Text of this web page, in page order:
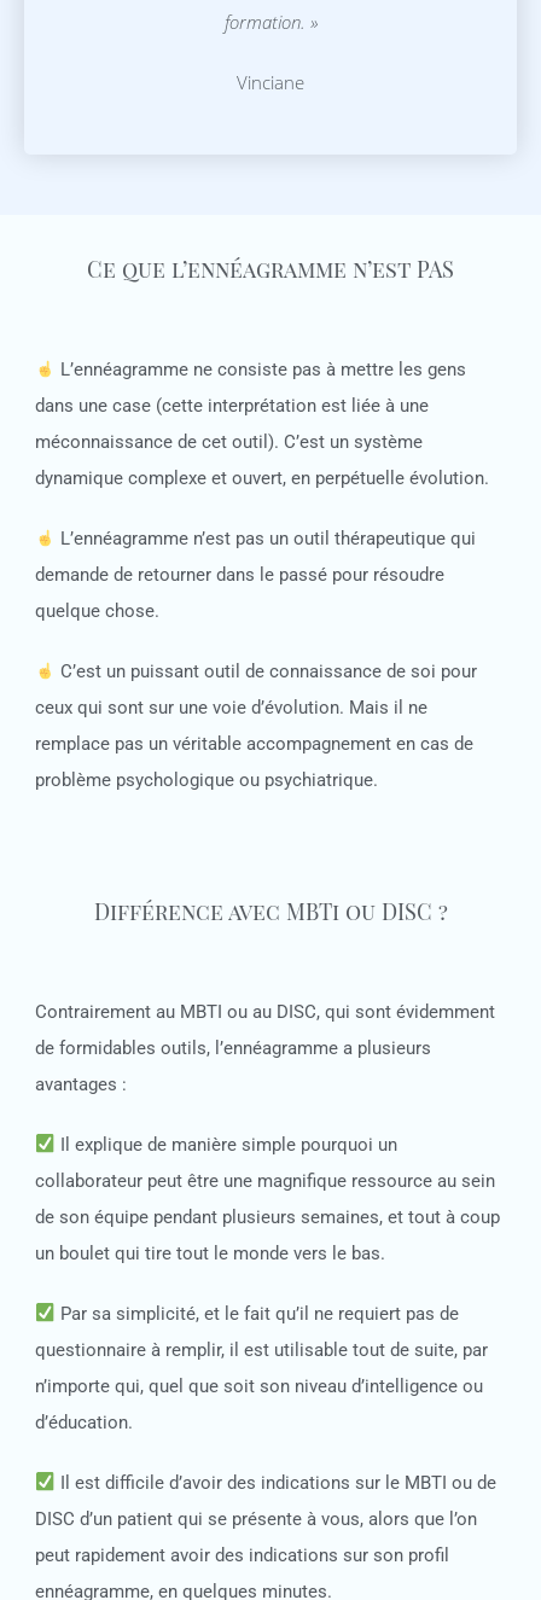
formation. »
Vinciane
Ce que l’ennéagramme n’est PAS
L’ennéagramme ne consiste pas à mettre les gens
dans une case (cette interprétation est liée à une
méconnaissance de cet outil). C’est un système
dynamique complexe et ouvert, en perpétuelle évolution.
L’ennéagramme n’est pas un outil thérapeutique qui
demande de retourner dans le passé pour résoudre
quelque chose.
C’est un puissant outil de connaissance de soi pour
ceux qui sont sur une voie d’évolution. Mais il ne
remplace pas un véritable accompagnement en cas de
problème psychologique ou psychiatrique.
Différence avec MBTi ou DISC ?
Contrairement au MBTI ou au DISC, qui sont évidemment
de formidables outils, l’ennéagramme a plusieurs
avantages :
Il explique de manière simple pourquoi un
collaborateur peut être une magnifique ressource au sein
de son équipe pendant plusieurs semaines, et tout à coup
un boulet qui tire tout le monde vers le bas.
Par sa simplicité, et le fait qu’il ne requiert pas de
questionnaire à remplir, il est utilisable tout de suite, par
n’importe qui, quel que soit son niveau d’intelligence ou
d’éducation.
Il est difficile d’avoir des indications sur le MBTI ou de
DISC d’un patient qui se présente à vous, alors que l’on
peut rapidement avoir des indications sur son profil
ennéagramme, en quelques minutes.